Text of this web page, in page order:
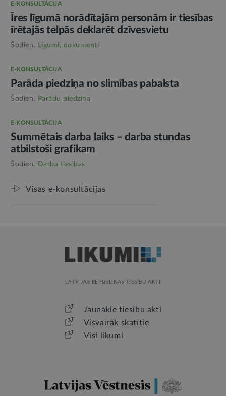
E-KONSULTĀCIJA
Īres līgumā norādītajām personām ir tiesības
īrētajās telpās deklarēt dzīvesvietu
Šodien, Līgumi, dokumenti
E-KONSULTĀCIJA
Parāda piedziņa no slimības pabalsta
Šodien, Parādu piedziņa
E-KONSULTĀCIJA
Summētais darba laiks – darba stundas
atbilstoši grafikam
Šodien, Darba tiesības
Visas e-konsultācijas
LATVIJAS REPUBLIKAS TIESĪBU AKTI
Jaunākie tiesību akti
Visvairāk skatītie
Visi likumi